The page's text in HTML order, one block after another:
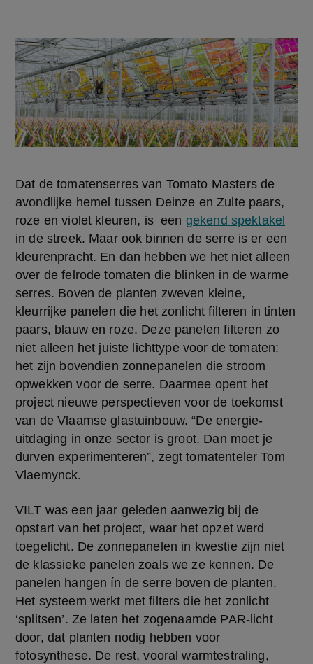
Dat de tomatenserres van Tomato Masters de
avondlijke hemel tussen Deinze en Zulte paars,
roze en violet kleuren, is  een gekend spektakel
in de streek. Maar ook binnen de serre is er een
kleurenpracht. En dan hebben we het niet alleen
over de felrode tomaten die blinken in de warme
serres. Boven de planten zweven kleine,
kleurrijke panelen die het zonlicht filteren in tinten
paars, blauw en roze. Deze panelen filteren zo
niet alleen het juiste lichttype voor de tomaten:
het zijn bovendien zonnepanelen die stroom
opwekken voor de serre. Daarmee opent het
project nieuwe perspectieven voor de toekomst
van de Vlaamse glastuinbouw. “De energie-
uitdaging in onze sector is groot. Dan moet je
durven experimenteren”, zegt tomatenteler Tom
Vlaemynck.
VILT was een jaar geleden aanwezig bij de
opstart van het project, waar het opzet werd
toegelicht. De zonnepanelen in kwestie zijn niet
de klassieke panelen zoals we ze kennen. De
panelen hangen ín de serre boven de planten.
Het systeem werkt met filters die het zonlicht
‘splitsen’. Ze laten het zogenaamde PAR-licht
door, dat planten nodig hebben voor
fotosynthese. De rest, vooral warmtestraling,